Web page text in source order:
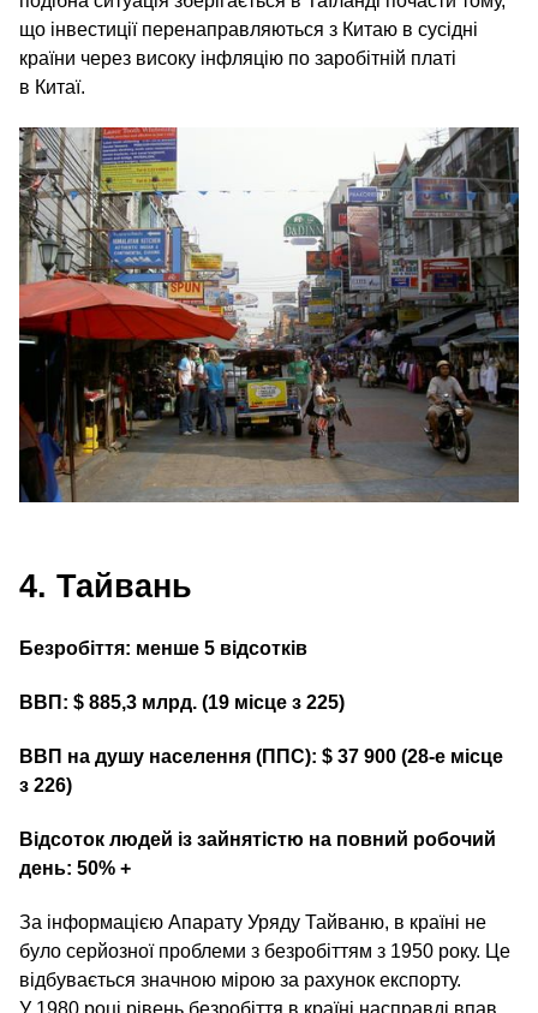
що інвестиції перенаправляються з Китаю в сусідні
країни через високу інфляцію по заробітній платі
в Китаї.
4. Тайвань
Безробіття: менше 5 відсотків
ВВП: $ 885,3 млрд. (19 місце з 225)
ВВП на душу населення (ППС): $ 37 900 (28‑е місце
з 226)
Відсоток людей із зайнятістю на повний робочий
день: 50% +
За інформацією Апарату Уряду Тайваню, в країні не
було серйозної проблеми з безробіттям з 1950 року. Це
відбувається значною мірою за рахунок експорту.
У 1980 році рівень безробіття в країні насправді впав